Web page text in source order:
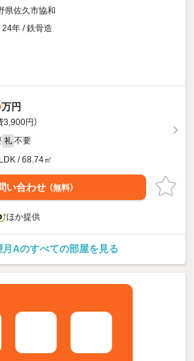
県佐久市協和
24年 / 鉄骨造
万円
3,900円）
礼 不要
/ 68.74㎡
い合わせ （無料）
ほか提供
月Aのすべての部屋を見る